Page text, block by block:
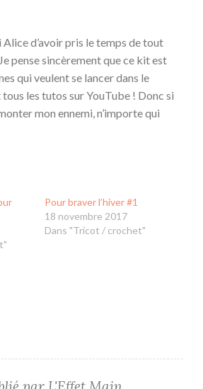
d’avoir pris le temps de tout
pense sincèrement que ce kit est
qui veulent se lancer dans le
les tutos sur YouTube ! Donc si
mon ennemi, n’importe qui
Pour braver l’hiver #1
18 novembre 2017
Dans "Tricot / crochet"